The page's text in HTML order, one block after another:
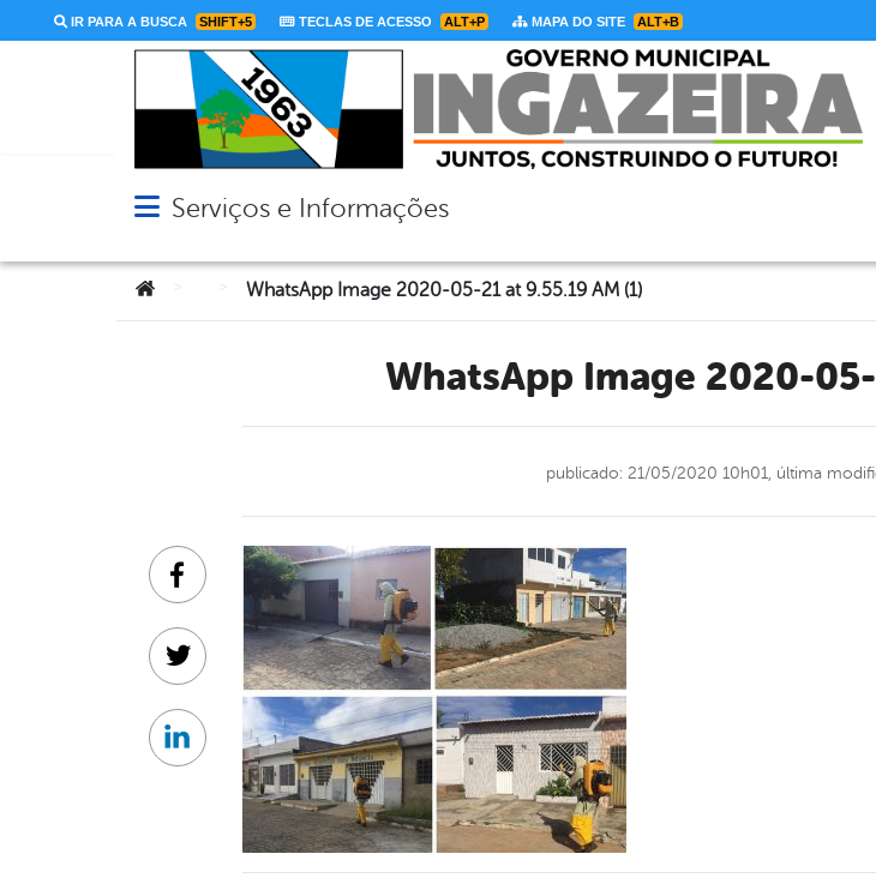
IR PARA A BUSCA SHIFT+5 TECLAS DE ACESSO ALT+P MAPA DO SITE ALT+B
Abrir menu principal de navegação
Serviços e Informações
Você está aqui:WhatsApp Image 2020-05-21 at 9.55.19 AM (1)
WhatsApp Image 2020-
publicado: 21/05/2020 10h01, última
Facebook
Twitter
Linkedin